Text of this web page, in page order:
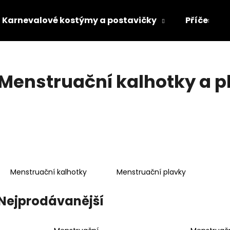
Karnevalové kostýmy a postavičky Příčesky a
kalhotky a
Menstruační kalhotky Menstruační plavky